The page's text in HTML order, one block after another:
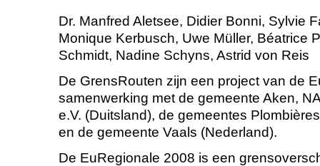
Dr. Manfred Aletsee, Didier Bonni, Sylvie
Monique Kerbusch, Uwe Müller, Béatrice
Schmidt, Nadine Schyns, Astrid von Reis
De GrensRouten zijn een project van de
samenwerking met de gemeente Aken,
e.V. (Duitsland), de gemeentes
en de gemeente Vaals (Nederland).
De EuRegionale 2008 is een